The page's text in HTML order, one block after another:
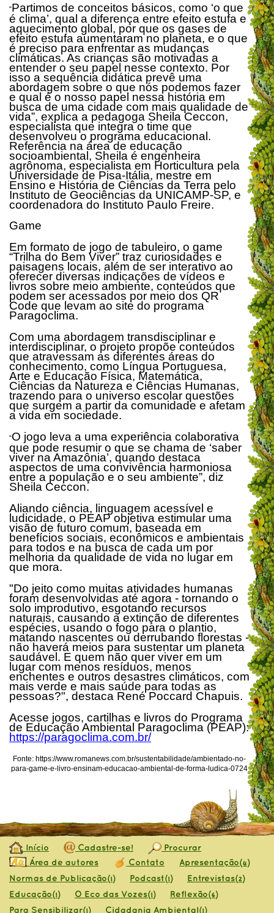
“Partimos de conceitos básicos, como ‘o que
é clima’, qual a diferença entre efeito estufa e
aquecimento global, por que os gases de
efeito estufa aumentaram no planeta, e o que
é preciso para enfrentar as mudanças
climáticas. As crianças são motivadas a
entender o seu papel nesse contexto. Por
isso a sequência didática prevê uma
abordagem sobre o que nós podemos fazer
e qual é o nosso papel nessa história em
busca de uma cidade com mais qualidade de
vida”, explica a pedagoga Sheila Ceccon,
especialista que integra o time que
desenvolveu o programa educacional.
Referência na área de educação
socioambiental, Sheila é engenheira
agrônoma, especialista em Horticultura pela
Universidade de Pisa-Itália, mestre em
Ensino e História de Ciências da Terra pelo
Instituto de Geociências da UNICAMP-SP, e
coordenadora do Instituto Paulo Freire.
Game
Em formato de jogo de tabuleiro, o game
“Trilha do Bem Viver” traz curiosidades e
paisagens locais, além de ser interativo ao
oferecer diversas indicações de vídeos e
livros sobre meio ambiente, conteúdos que
podem ser acessados por meio dos QR
Code que levam ao site do programa
Paragoclima.
Com uma abordagem transdisciplinar e
interdisciplinar, o projeto propõe conteúdos
que atravessam as diferentes áreas do
conhecimento, como Língua Portuguesa,
Arte e Educação Física, Matemática,
Ciências da Natureza e Ciências Humanas,
trazendo para o universo escolar questões
que surgem a partir da comunidade e afetam
a vida em sociedade.
“O jogo leva a uma experiência colaborativa
que pode resumir o que se chama de ‘saber
viver na Amazônia’, quando destaca
aspectos de uma convivência harmoniosa
entre a população e o seu ambiente”, diz
Sheila Ceccon.
Aliando ciência, linguagem acessível e
ludicidade, o PEAP objetiva estimular uma
visão de futuro comum, baseada em
benefícios sociais, econômicos e ambientais
para todos e na busca de cada um por
melhoria da qualidade de vida no lugar em
que mora.
"Do jeito como muitas atividades humanas
foram desenvolvidas até agora - tornando o
solo improdutivo, esgotando recursos
naturais, causando a extinção de diferentes
espécies, usando o fogo para o plantio,
matando nascentes ou derrubando florestas -
não haverá meios para sustentar um planeta
saudável. E quem não quer viver em um
lugar com menos resíduos, menos
enchentes e outros desastres climáticos, com
mais verde e mais saúde para todas as
pessoas?", destaca René Poccard Chapuis.
Acesse jogos, cartilhas e livros do Programa
de Educação Ambiental Paragoclima (PEAP):
https://paragoclima.com.br/
Fonte: https://www.romanews.com.br/sustentabilidade/ambientado-no-
para-game-e-livro-ensinam-educacao-ambiental-de-forma-ludica-0724
Início Cadastre-se!
Procurar
Área de autores
Contato Apresentação(4)
Normas de Publicação(1) Podcast(1) Entrevistas(2)
Educação(1) O Eco das Vozes(1) Reflexão(6)
Para Sensibilizar Cidadania Ambiental